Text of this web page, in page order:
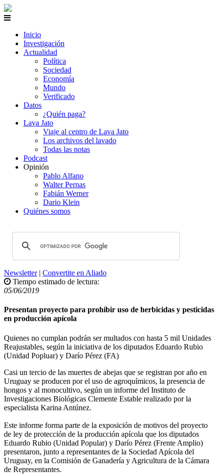
Inicio
Investigación
Actualidad
Política
Sociedad
Economía
Mundo
Verificado
Datos
¿Quién paga?
Lava Jato
Viaje al centro de Lava Jato
Los archivos del lavado
Todas las notas
Podcast
Opinión
Pablo Alfano
Walter Pernas
Fabián Werner
Dario Klein
Quiénes somos
Newsletter| Convertite en Aliado
Tiempo estimado de lectura:
05/06/2019
Presentan proyecto para prohibir uso de herbicidas y pesticidas
en producción apícola
Quienes no cumplan podrán ser multados con hasta 5 mil Unidades
Reajustables, según la iniciativa de los diputados Eduardo Rubio
(Unidad Popluar) y Darío Pérez (FA)
Casi un tercio de las muertes de abejas que se registran por año en
Uruguay se producen por el uso de agroquímicos, la presencia de
hongos y al monocultivo, según un informe del Instituto de
Investigaciones Biológicas Clemente Estable realizado por la
especialista Karina Antúnez.
Este informe forma parte de la exposición de motivos del proyecto
de ley de protección de la producción apícola que los diputados
Eduardo Rubio (Unidad Popular) y Darío Pérez (Frente Amplio)
presentaron, junto a representantes de la Sociedad Apícola del
Uruguay, en la Comisión de Ganadería y Agricultura de la Cámara
de Representantes.